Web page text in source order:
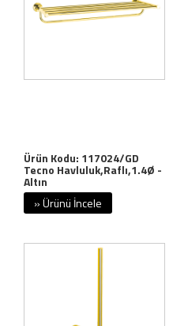
Ürün Kodu: 117024/GD
Tecno Havluluk,Raflı,1.4Ø -
Altın
» Ürünü İncele